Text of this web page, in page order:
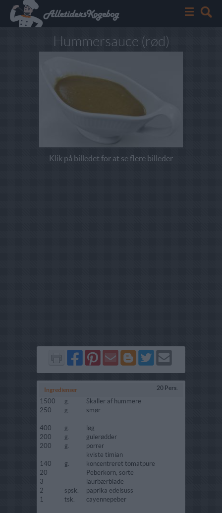
Hummersauce (rød)
Klik på billedet for at se flere billeder
Del
på
Del
på
Send
via
Del
på
Del
på
Send
Ingredienser 20 Pers.
1500 g.
Skaller af hummere
250
g. smør
400 g.
løg
200
g.
gulerødder
200
g.
porrer
kviste timian
140
g.
koncentreret tomatpure
20
Peberkorn, sorte
3
laurbærblade
2
spsk.
paprika edelsuss
1
tsk. cayennepeber